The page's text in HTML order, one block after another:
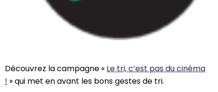
Découvrez la campagne « Le tri, c’est pas du cinéma
! » qui met en avant les bons gestes de tri.